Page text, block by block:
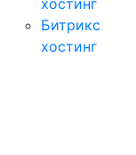
хостинг
Битрикс
хостинг